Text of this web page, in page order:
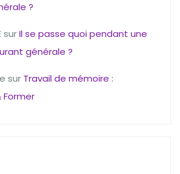
?
surIl se passe quoi pendant une
générale ?
sur Travail de mémoire :